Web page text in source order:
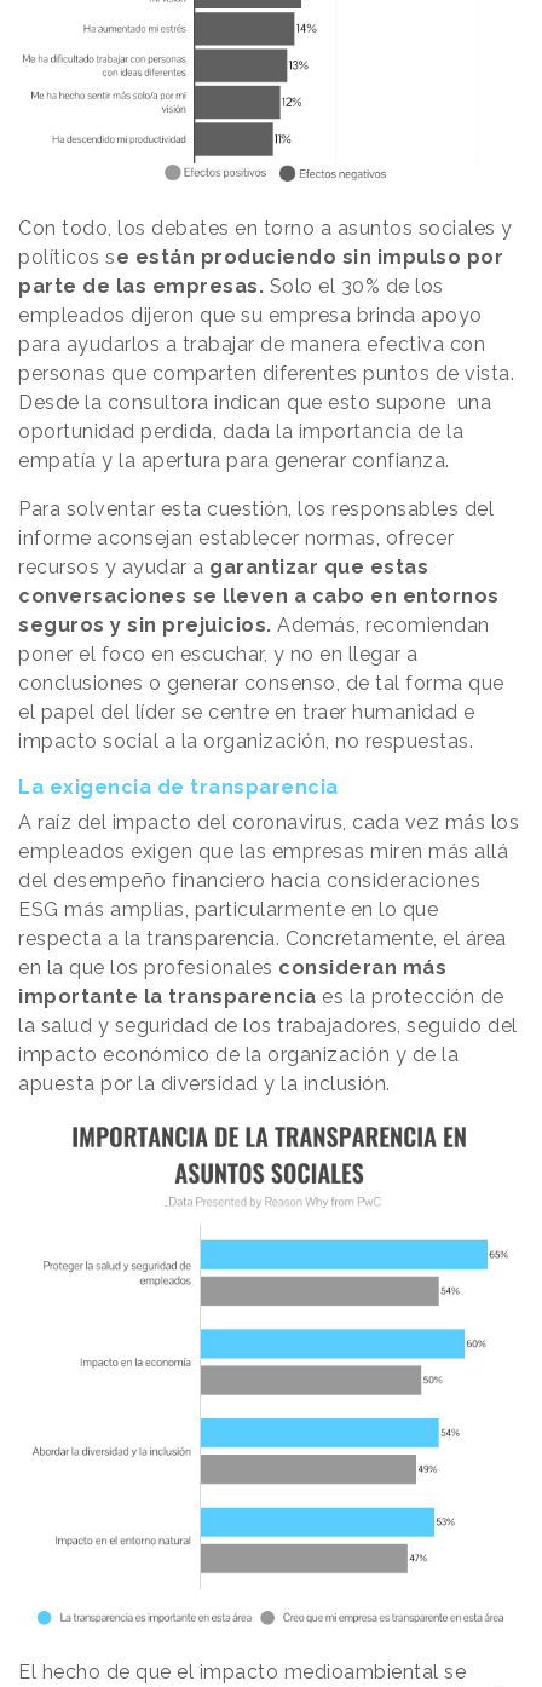
Con todo, los debates en torno a asuntos sociales y
políticos se están produciendo sin impulso por
parte de las empresas. Solo el 30% de los
empleados dijeron que su empresa brinda apoyo
para ayudarlos a trabajar de manera efectiva con
personas que comparten diferentes puntos de vista.
Desde la consultora indican que esto supone una
oportunidad perdida, dada la importancia de la
empatía y la apertura para generar confianza.
Para solventar esta cuestión, los responsables del
informe aconsejan establecer normas, ofrecer
recursos y ayudar a garantizar que estas
conversaciones se lleven a cabo en entornos
seguros y sin prejuicios. Además, recomiendan
poner el foco en escuchar, y no en llegar a
conclusiones o generar consenso, de tal forma que
el papel del líder se centre en traer humanidad e
impacto social a la organización, no respuestas.
La exigencia de transparencia
A raíz del impacto del coronavirus, cada vez más los
empleados exigen que las empresas miren más allá
del desempeño financiero hacia consideraciones
ESG más amplias, particularmente en lo que
respecta a la transparencia. Concretamente, el área
en la que los profesionales consideran más
importante la transparencia es la protección de
la salud y seguridad de los trabajadores, seguido del
impacto económico de la organización y de la
apuesta por la diversidad y la inclusión.
El hecho de que el impacto medioambiental se